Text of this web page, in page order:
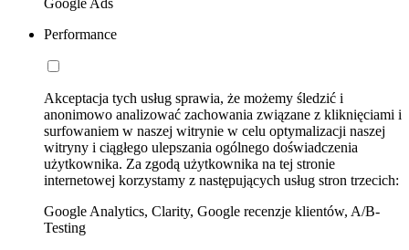
Google Ads
Performance
Akceptacja tych usług sprawia, że możemy śledzić i
anonimowo analizować zachowania związane z kliknięciami i
surfowaniem w naszej witrynie w celu optymalizacji naszej
witryny i ciągłego ulepszania ogólnego doświadczenia
użytkownika. Za zgodą użytkownika na tej stronie
internetowej korzystamy z następujących usług stron trzecich:
Google Analytics, Clarity, Google recenzje klientów, A/B-
Testing